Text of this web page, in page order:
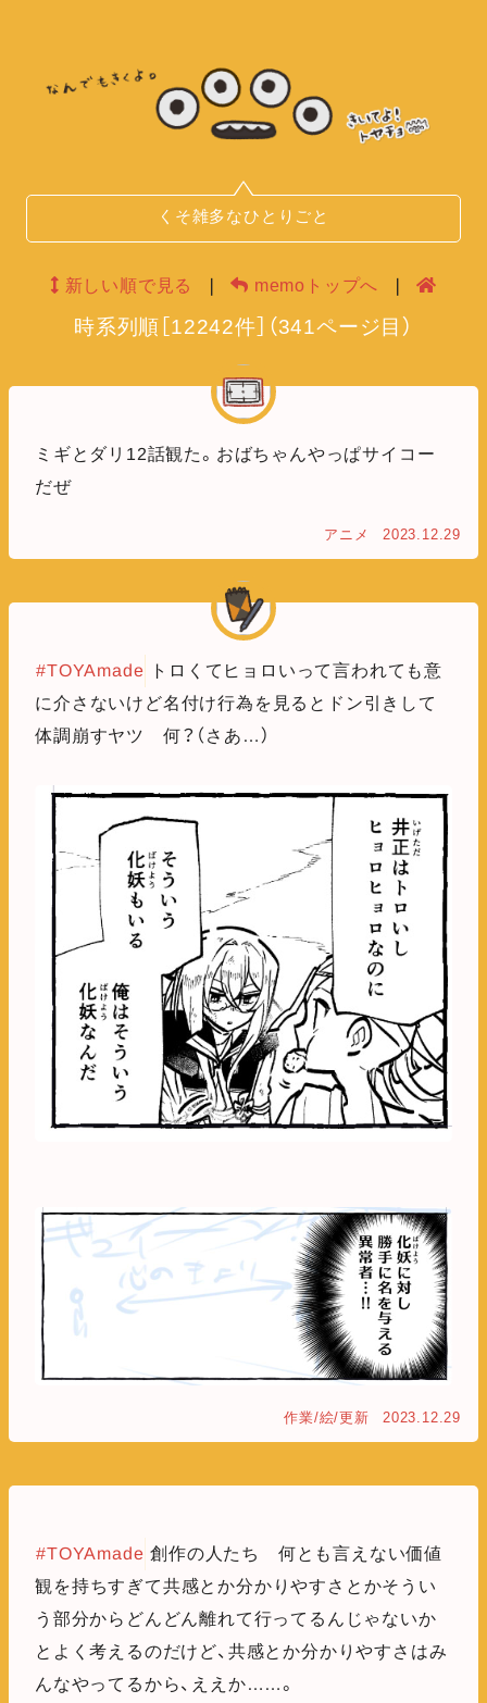
くそ雑多なひとりごと
新しい順で見る memoトップへ
時系列順 12242件］ （341ページ目）
ミギとダリ12話観た。おばちゃんやっぱサイコー
だぜ
アニメ 2023.12.29
#TOYAmade トロくてヒョロいって言われても意
に介さないけど名付け行為を見るとドン引きして
体調崩すヤツ 何？（さあ…）
作業/絵/更新 2023.12.29
#TOYAmade 創作の人たち 何とも言えない価値
観を持ちすぎて共感とか分かりやすさとかそうい
う部分からどんどん離れて行ってるんじゃないか
とよく考えるのだけど、共感とか分かりやすさはみ
んなやってるから、ええか……。